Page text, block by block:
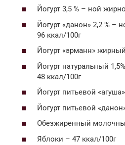
Йогурт 3,5 % – ной
Йогурт «данон» 2,2 % –
96 ккал/100г
Йогурт «эрманн»
Йогурт натуральный
48 ккал/100г
Йогурт питьевой
Йогурт питьевой
Обезжиренный
Яблоки – 47 ккал/100г